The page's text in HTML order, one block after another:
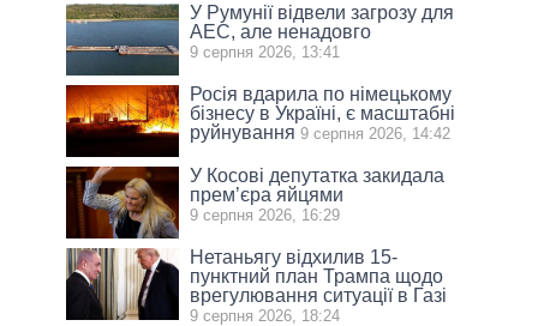
У Румунії відвели загрозу для
АЕС, але ненадовго
9 серпня 2026, 13:41
Росія вдарила по німецькому
бізнесу в Україні, є масштабні
руйнування 9 серпня 2026, 14:42
У Косові депутатка закидала
прем’єра яйцями
9 серпня 2026, 16:29
Нетаньягу відхилив 15-
пунктний план Трампа щодо
врегулювання ситуації в Газі
9 серпня 2026, 18:24